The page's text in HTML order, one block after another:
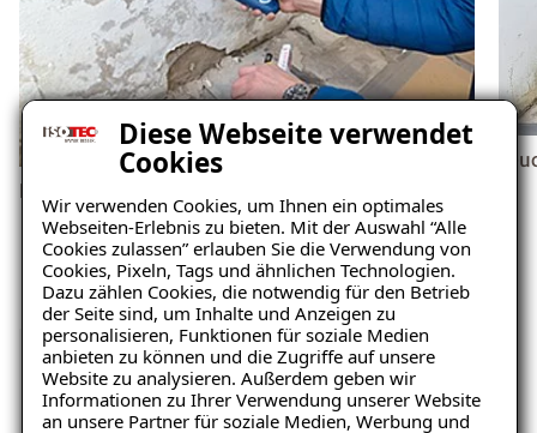
Diese Webseite verwendet
Cookies
Wir verwenden Cookies, um Ihnen ein optimales
Webseiten-Erlebnis zu bieten. Mit der Auswahl “Alle
Cookies zulassen” erlauben Sie die Verwendung von
Cookies, Pixeln, Tags und ähnlichen Technologien.
Dazu zählen Cookies, die notwendig für den Betrieb
der Seite sind, um Inhalte und Anzeigen zu
personalisieren, Funktionen für soziale Medien
anbieten zu können und die Zugriffe auf unsere
Website zu analysieren. Außerdem geben wir
Informationen zu Ihrer Verwendung unserer Website
an unsere Partner für soziale Medien, Werbung und
Feuchtigkeit
Unverbindliche